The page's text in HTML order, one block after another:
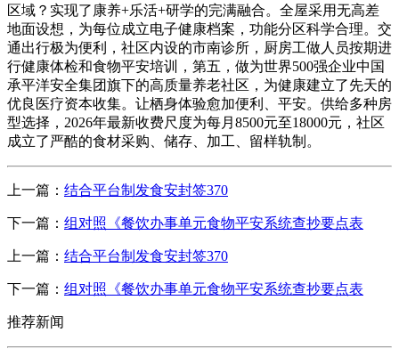
区域？实现了康养+乐活+研学的完满融合。全屋采用无高差
地面设想，为每位成立电子健康档案，功能分区科学合理。交
通出行极为便利，社区内设的市南诊所，厨房工做人员按期进
行健康体检和食物平安培训，第五，做为世界500强企业中国
承平洋安全集团旗下的高质量养老社区，为健康建立了先天的
优良医疗资本收集。让栖身体验愈加便利、平安。供给多种房
型选择，2026年最新收费尺度为每月8500元至18000元，社区
成立了严酷的食材采购、储存、加工、留样轨制。
上一篇： 结合平台制发食安封签370
下一篇： 组对照《餐饮办事单元食物平安系统查抄要点表
上一篇： 结合平台制发食安封签370
下一篇： 组对照《餐饮办事单元食物平安系统查抄要点表
推荐新闻